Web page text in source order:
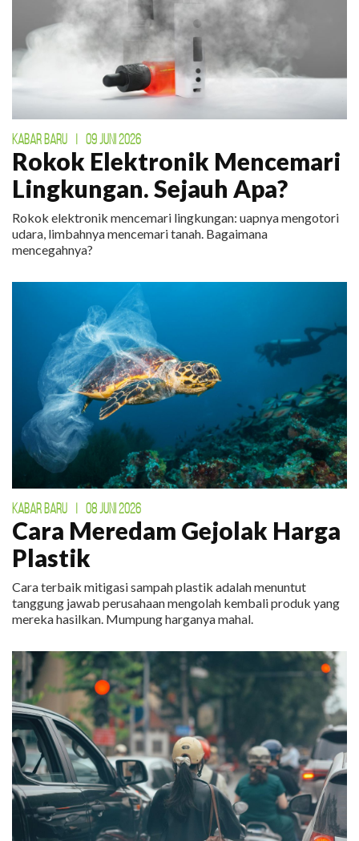
KABAR BARU | 09 JUNI 2026
Rokok Elektronik Mencemari
Lingkungan. Sejauh Apa?
Rokok elektronik mencemari lingkungan: uapnya mengotori
udara, limbahnya mencemari tanah. Bagaimana
mencegahnya?
KABAR BARU | 08 JUNI 2026
Cara Meredam Gejolak Harga
Plastik
Cara terbaik mitigasi sampah plastik adalah menuntut
tanggung jawab perusahaan mengolah kembali produk yang
mereka hasilkan. Mumpung harganya mahal.